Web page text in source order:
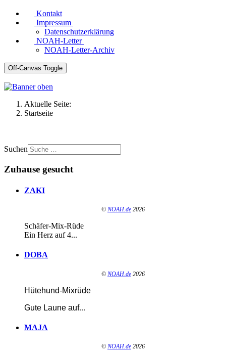
Kontakt
Impressum
Datenschutzerklärung
NOAH-Letter
NOAH-Letter-Archiv
Off-Canvas Toggle
Aktuelle Seite:
Startseite
Suchen
Zuhause gesucht
ZAKI
© NOAH.de 2026
Schäfer-Mix-Rüde
Ein Herz auf 4...
DOBA
© NOAH.de 2026
Hütehund-Mixrüde
Gute Laune auf...
MAJA
© NOAH.de 2026